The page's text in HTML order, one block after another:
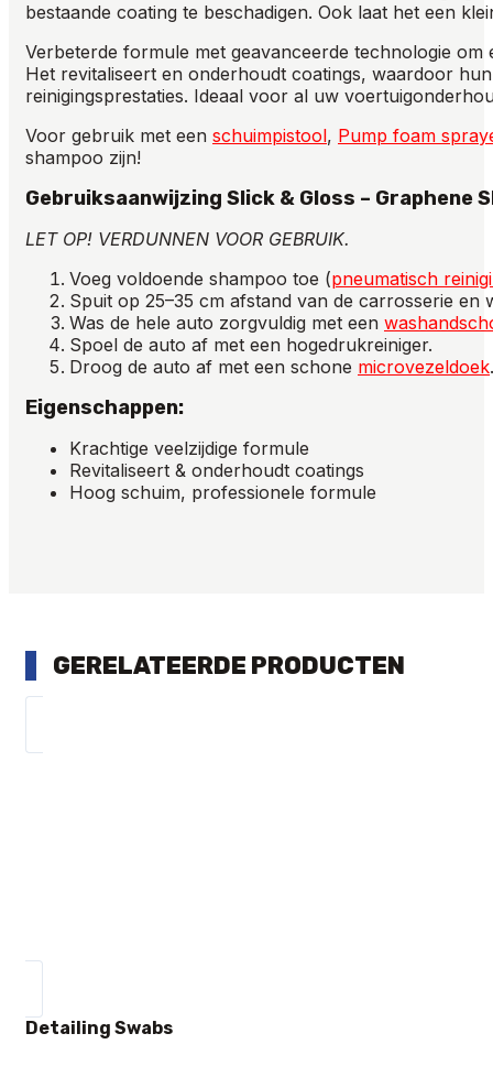
bestaande coating te beschadigen. Ook laat het een
Verbeterde formule met geavanceerde technologie
Het revitaliseert en onderhoudt coatings, waardoor
reinigingsprestaties. Ideaal voor al uw
Voor gebruik met een schuimpistool, Pump foam
shampoo zijn!
Gebruiksaanwijzing Slick & Gloss – Graphene
LET OP! VERDUNNEN VOOR GEBRUIK.
Voeg voldoende shampoo toe (pneumatisch
Spuit op 25–35 cm afstand van de carrosserie en
Was de hele auto zorgvuldig met een
Spoel de auto af met een hogedrukreiniger.
Droog de auto af met een schone microvezeldoek.
Eigenschappen:
Krachtige veelzijdige formule
Revitaliseert & onderhoudt coatings
Hoog schuim, professionele formule
GERELATEERDE PRODUCTEN
Detailing Swabs